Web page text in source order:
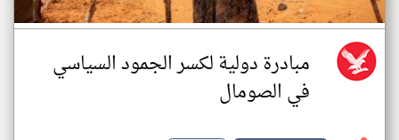
مبادرة دولية لكسر الجمود السياسي
في الصومال